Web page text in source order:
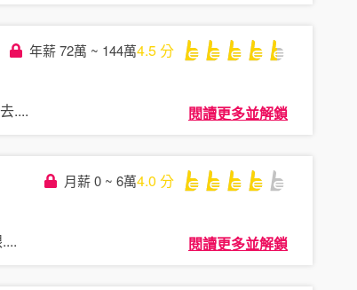
年薪 72萬 ~ 144萬4.5分
.... 閱讀更多並解鎖
月薪 0 ~ 6萬4.0 分
.... 閱讀更多並解鎖